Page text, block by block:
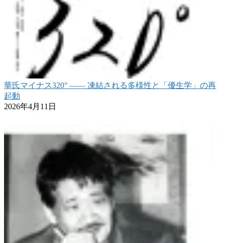
華氏マイナス320° ―― 凍結される多様性と「優生学」の再
起動
2026年4月11日